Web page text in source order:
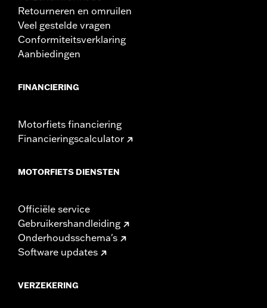
Retourneren en omruilen
Veel gestelde vragen
Conformiteitsverklaring
Aanbiedingen
FINANCIERING
Motorfiets financiering
Financieringscalculator
MOTORFIETS DIENSTEN
Officiële service
Gebruikershandleiding
Onderhoudsschema's
Software updates
VERZEKERING